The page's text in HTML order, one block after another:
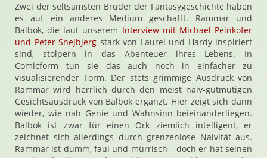
Zwei der seltsamsten Brüder der Fantasygeschichte haben
es auf ein anderes Medium geschafft. Rammar und
Balbok, die laut unserem Interview mit Michael Peinkofer
und Peter Snejbjerg stark von Laurel und Hardy inspiriert
sind, stolpern in das Abenteuer ihres Lebens. In
Comicform tun sie das auch noch in einfacher zu
visualisierender Form. Der stets grimmige Ausdruck von
Rammar wird herrlich durch den meist naiv-gutmütigen
Gesichtsausdruck von Balbok ergänzt. Hier zeigt sich dann
wieder, wie nah Genie und Wahnsinn beieinanderliegen.
Balbok ist zwar für einen Ork ziemlich intelligent, er
zeichnet sich allerdings durch grenzenlose Naivität aus.
Rammar ist dumm, faul und mürrisch – doch er hat seinen